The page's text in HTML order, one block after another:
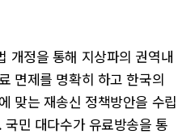
개정을 통해 지상파의 권역내
면제를 명확히 하고 한국의
맞는 재송신 정책방안을 수립
민 대다수가 유료방송을 통